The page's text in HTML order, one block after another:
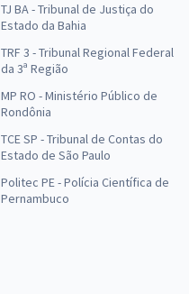
TJ BA - Tribunal de Justiça do
Estado da Bahia
TRF 3 - Tribunal Regional Federal
da 3ª Região
MP RO - Ministério Público de
Rondônia
TCE SP - Tribunal de Contas do
Estado de São Paulo
Politec PE - Polícia Científica de
Pernambuco